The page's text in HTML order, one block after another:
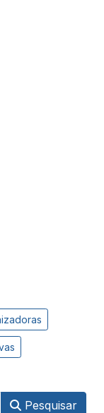
Pesquisar